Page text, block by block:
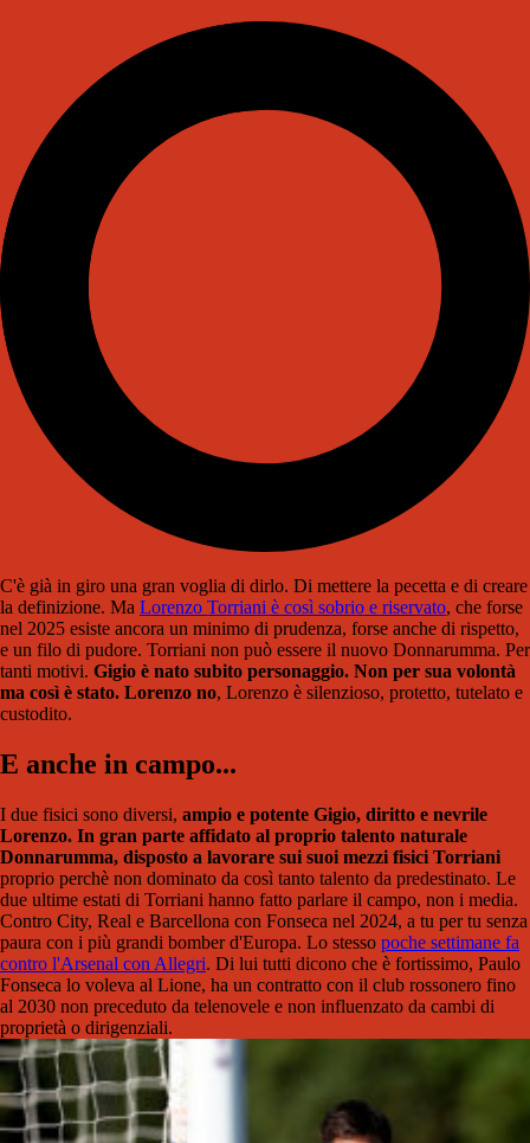
C'è già in giro una gran voglia di dirlo. Di mettere la pecetta e di creare
la definizione. Ma Lorenzo Torriani è così sobrio e riservato, che forse
nel 2025 esiste ancora un minimo di prudenza, forse anche di rispetto,
e un filo di pudore. Torriani non può essere il nuovo Donnarumma. Per
tanti motivi. Gigio è nato subito personaggio. Non per sua volontà
ma così è stato. Lorenzo no, Lorenzo è silenzioso, protetto, tutelato e
custodito.
E anche in campo...
I due fisici sono diversi, ampio e potente Gigio, diritto e nevrile
Lorenzo. In gran parte affidato al proprio talento naturale
Donnarumma, disposto a lavorare sui suoi mezzi fisici Torriani
proprio perchè non dominato da così tanto talento da predestinato. Le
due ultime estati di Torriani hanno fatto parlare il campo, non i media.
Contro City, Real e Barcellona con Fonseca nel 2024, a tu per tu senza
paura con i più grandi bomber d'Europa. Lo stesso poche settimane fa
contro l'Arsenal con Allegri. Di lui tutti dicono che è fortissimo, Paulo
Fonseca lo voleva al Lione, ha un contratto con il club rossonero fino
al 2030 non preceduto da telenovele e non influenzato da cambi di
proprietà o dirigenziali.